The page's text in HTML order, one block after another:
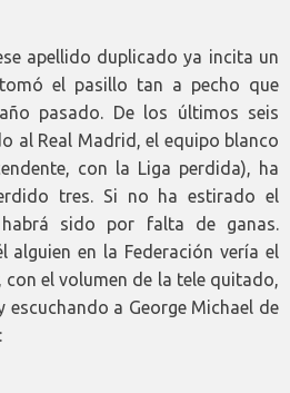
apellido duplicado ya incita un
el pasillo tan a pecho que
pasado. De los últimos seis
al Real Madrid, el equipo blanco
con la Liga perdida), ha
tres. Si no ha estirado el
sido por falta de ganas.
alguien en la Federación vería el
con el volumen de la tele quitado,
escuchando a George Michael de